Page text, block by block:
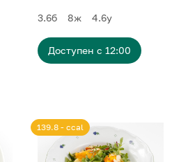
3.6б 8ж 4.6у
Доступен с 12:00
139.8 - ccal